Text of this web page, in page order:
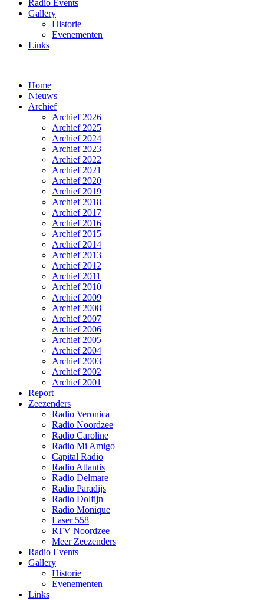
Radio Events
Gallery
Historie
Evenementen
Links
Home
Nieuws
Archief
Archief 2026
Archief 2025
Archief 2024
Archief 2023
Archief 2022
Archief 2021
Archief 2020
Archief 2019
Archief 2018
Archief 2017
Archief 2016
Archief 2015
Archief 2014
Archief 2013
Archief 2012
Archief 2011
Archief 2010
Archief 2009
Archief 2008
Archief 2007
Archief 2006
Archief 2005
Archief 2004
Archief 2003
Archief 2002
Archief 2001
Report
Zeezenders
Radio Veronica
Radio Noordzee
Radio Caroline
Radio Mi Amigo
Capital Radio
Radio Atlantis
Radio Delmare
Radio Paradijs
Radio Dolfijn
Radio Monique
Laser 558
RTV Noordzee
Meer Zeezenders
Radio Events
Gallery
Historie
Evenementen
Links